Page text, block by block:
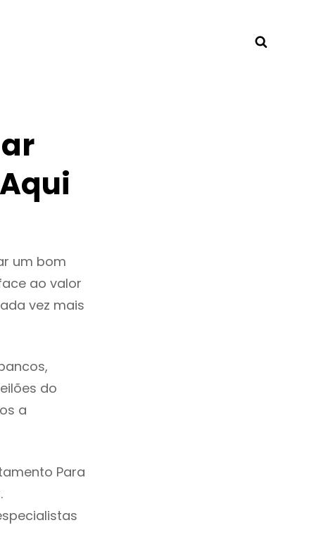
um bom
ao valor
vez mais
do
a
Para